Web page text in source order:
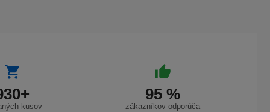
kusov
95 %
zákazníkov odporúča